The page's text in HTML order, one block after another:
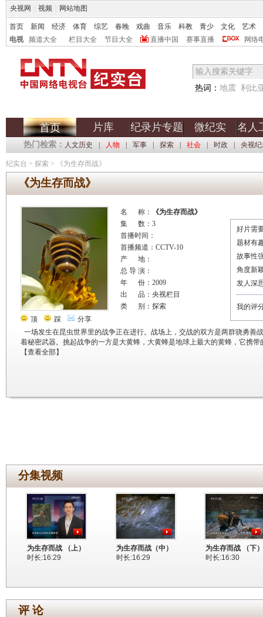
央视网 视频 网站地图
首页 新闻 经济 体育 综艺 春晚 戏曲 音乐 科教 青少 文化
艺术
电视
频道大全 栏目大全 节目大全 直播中国 赛事直播 网络
热词： 地震 利比
首页 片库 纪录片专题 微纪实 名人
热门检索： 人文历史 人物 军事 探索 社会 时政 央视
纪实台 > 探索 > 《为生存而战》
《为生存而战》
顶 踩 分享
名 称：
《为生存而战》
集 数：3
首播时间：
首播频道：CCTV-10
产 地：
总 导 演：
年 份：2009
出 品：央视栏目
类 别：探索
一场发生在昆虫世界里的战争正在进行。战场上，交战的双方是两群骁勇善
着秘密武器。挑起战争的一方是大黄蜂，大黄蜂是地球上最大的黄蜂，它携
【查看全部】
好片需
题材有
故事性
角度新
发人深
我的评
分集视频
为生存而战 （上）
时长:16:29
为生存而战（中）
时长:16:29
为生存而战 （下）
时长:16:30
评 论